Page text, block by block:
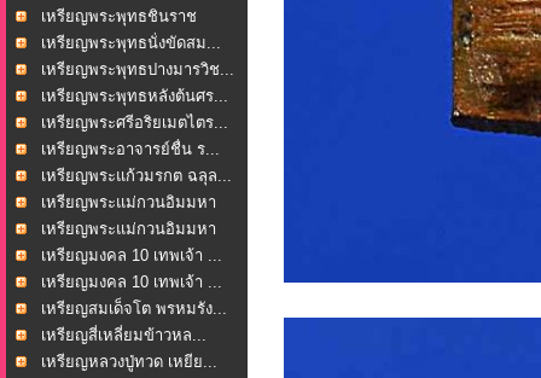
หล... เหรียญพระพุทธชินราช
หล... เหรียญพระพุทธนั่งขัดสม...
เหรียญพระพุทธปางมารวิช...
เหรียญพระพุทธหลังต้นศร...
เหรียญพระศรีอริยเมตไตร...
เหรียญพระอาจารย์ชื่น ร...
เหรียญพระแก้วมรกต ฉลุล...
เหรียญพระแม่กวนอิมมหา
โ...
เหรียญพระแม่กวนอิมมหา
โ...
เหรียญมงคล 10 เทพเจ้า ...
เหรียญมงคล 10 เทพเจ้า ...
เหรียญสมเด็จโต พรหมรัง...
เหรียญสี่เหลี่ยมข้าวหล...
เหรียญหลวงปู่ทวด เหยีย...